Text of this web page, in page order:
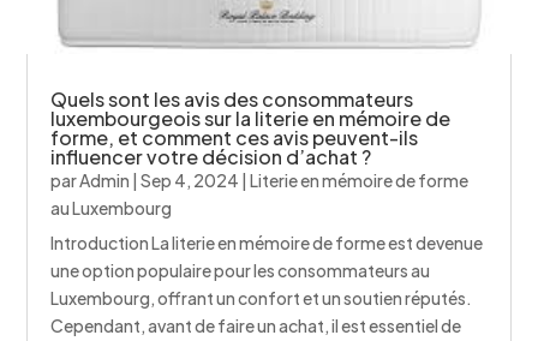
Quels sont les avis des consommateurs
luxembourgeois sur la literie en mémoire de
forme, et comment ces avis peuvent-ils
influencer votre décision d’achat ?
parAdmin |Sep 4, 2024 |Literie en mémoire de forme
au Luxembourg
Introduction La literie en mémoire de forme est devenue
une option populaire pour les consommateurs au
Luxembourg, offrant un confort et un soutien réputés.
Cependant, avant de faire un achat, il est essentiel de